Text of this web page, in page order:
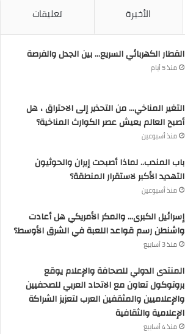
الأخيرة تعليقات
القطار الكهربائي السريع… بين الجدل والفرصة
منذ 5 أيام
التغير المناخي… من التحذير إلى الاحتراق ، هل
أصبح العالم يعيش عصر الكوارث المناخية؟
منذ أسبوعين
باب المندب.. لماذا أصبحت إيران والحوثيون
التهديد الأكبر لاستقرار المنطقة؟
منذ أسبوعين
إسرائيل الكبرى… والمكر الأمريكي هل أعادت
واشنطن رسم قواعد اللعبة في الشرق الأوسط؟
منذ 3 أسابيع
المنتدى الدولي للصحافة والإعلام يوقع
بروتوكول تعاون مع الاتحاد العربي للصحفيين
والإعلاميين والمثقفين العرب لتعزيز الشراكة
الإعلامية والثقافية
منذ 4 أسابيع